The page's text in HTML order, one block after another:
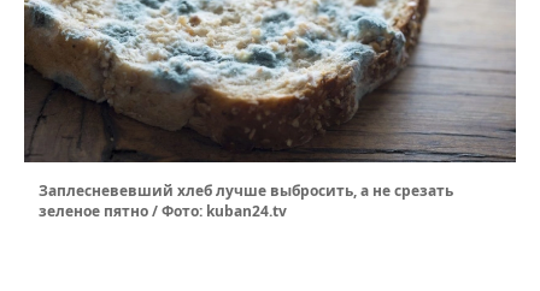
Заплесневевший хлеб лучше выбросить, а не срезать
зеленое пятно / Фото: kuban24.tv